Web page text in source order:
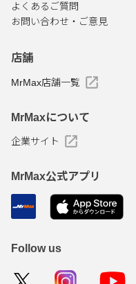
よくあるご質問
お問い合わせ・ご意見
店舗
MrMax店舗一覧
MrMaxについて
企業サイト
MrMax公式アプリ
Follow us